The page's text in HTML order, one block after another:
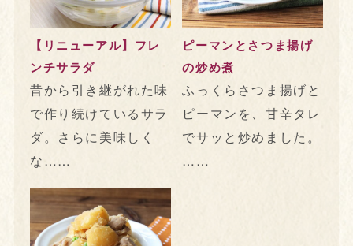
【リニューアル】フレ
ンチサラダ
昔から引き継がれた味
で作り続けているサラ
ダ。さらに美味しく
な……
ピーマンとさつま揚げ
の炒め煮
ふっくらさつま揚げと
ピーマンを、甘辛タレ
でサッと炒めました。
……